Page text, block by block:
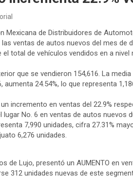
Mexicana de Distribuidores de
ventas de autos nuevos del mes de
el total de vehículos vendidos en a
que se vendieron 154,616. La
aumenta 24.54%, lo que representa
incremento en ventas del 22.9%
lugar No. 6 en ventas de autos nuevos
7,990 unidades, cifra 27.31%
6,276 unidades.
de Lujo, presentó un AUMENTO en
312 unidades nuevas de este